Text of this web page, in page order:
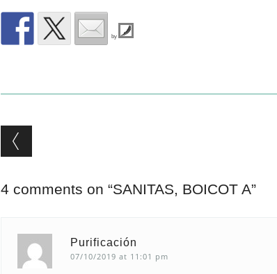
by
Post navigation
4 comments on “SANITAS, BOICOT A”
Purificación
07/10/2019 at 11:01 pm